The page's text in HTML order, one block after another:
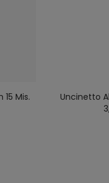
Mis.
Uncinetto